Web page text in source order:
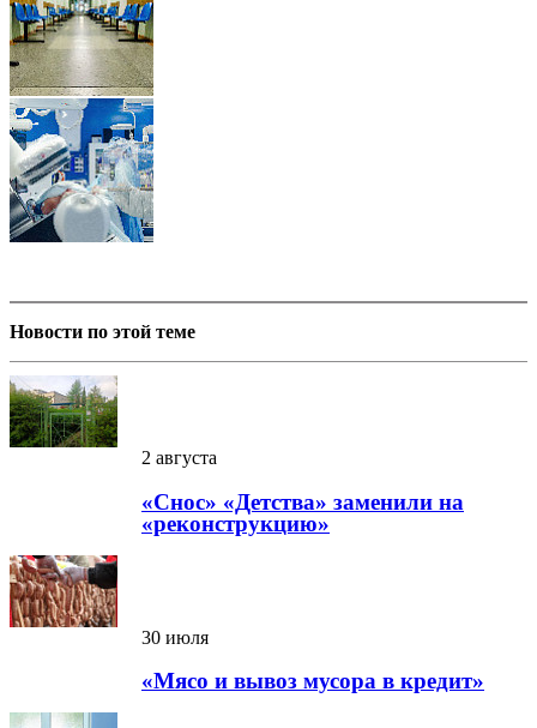
Новости по этой теме
2 августа
«Снос» «Детства» заменили на
«реконструкцию»
30 июля
«Мясо и вывоз мусора в кредит»